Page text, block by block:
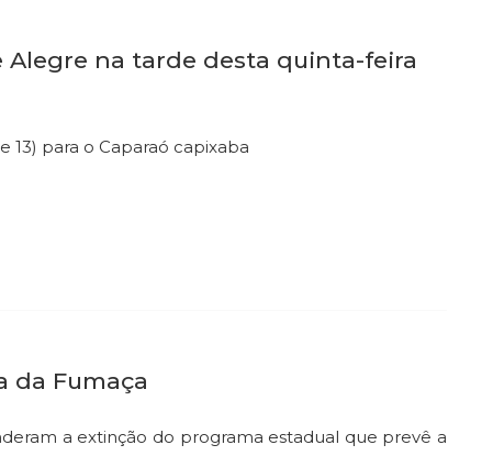
Alegre na tarde desta quinta-feira
13) para o Caparaó capixaba
da Fumaça
a extinção do programa estadual que prevê a